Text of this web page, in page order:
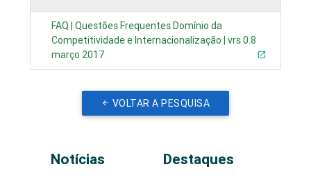
FAQ | Questões Frequentes Domínio da
Competitividade e Internacionalização | vrs 0.8
março 2017
VOLTAR A PESQUISA
Notícias Destaques